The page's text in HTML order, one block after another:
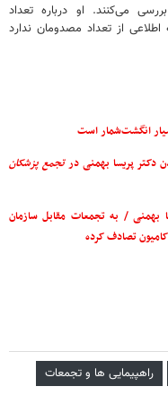
می‌کنند. او درباره تعداد
از تعداد مصدومان ندارد
انگشت‌شمار است
دکتر پریسا بهمنی درتجمع پزشکان
بهمنی / به تجمعات مقابل سازمان
کامیون تصادف کرده
راهپیمایی ها و تجمعات